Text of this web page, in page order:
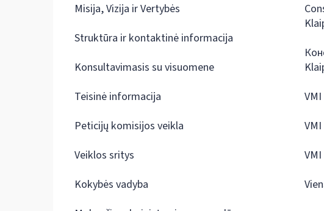
Misija, Vizija ir Vertybės
Struktūra ir kontaktinė informacija
Konsultavimasis su visuomene
Teisinė informacija
Peticijų komisijos veikla
Veiklos sritys
Kokybės vadyba